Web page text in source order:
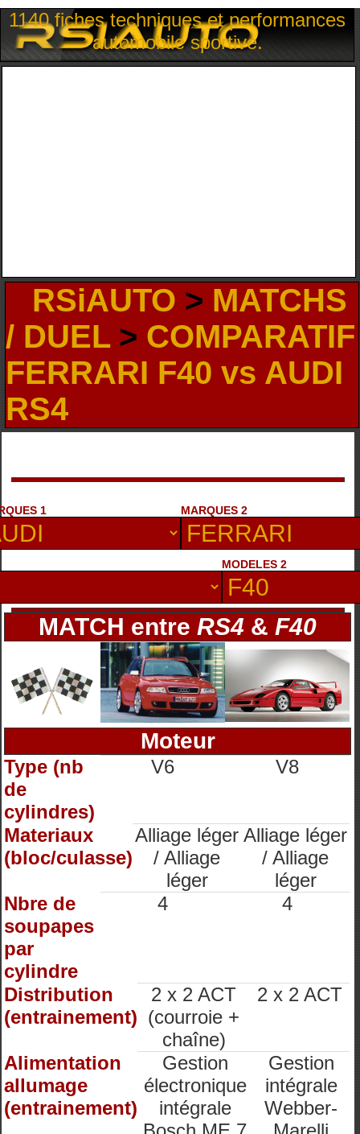
1140 fiches techniques et performances
automobile sportive.
RSiAUTO > MATCHS
/ DUEL> COMPARATIF
FERRARI F40 vs AUDI
RS4
1 MARQUES 2
MODELES 2
MATCH entreRS4 &F40
Moteur
Type (nb
de
cylindres)
V6 V8
Materiaux
(bloc/culasse)
Alliage léger
/ Alliage
léger
Alliage léger
/ Alliage
léger
Nbre de
soupapes
par
cylindre
4 4
Distribution
(entrainement)
2 x 2 ACT
(courroie +
chaîne)
2 x 2 ACT
Alimentation
allumage
(entrainement)
Gestion
électronique
intégrale
Gestion
intégrale
Webber-